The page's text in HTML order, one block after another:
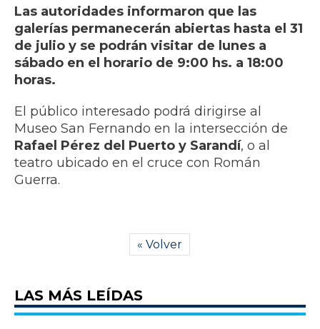
Las autoridades informaron que las
galerías permanecerán abiertas hasta el 31
de julio y se podrán visitar de lunes a
sábado en el horario de 9:00 hs. a 18:00
horas.
El público interesado podrá dirigirse al
Museo San Fernando en la intersección de
Rafael Pérez del Puerto y Sarandí, o al
teatro ubicado en el cruce con Román
Guerra.
« Volver
LAS MÁS LEÍDAS